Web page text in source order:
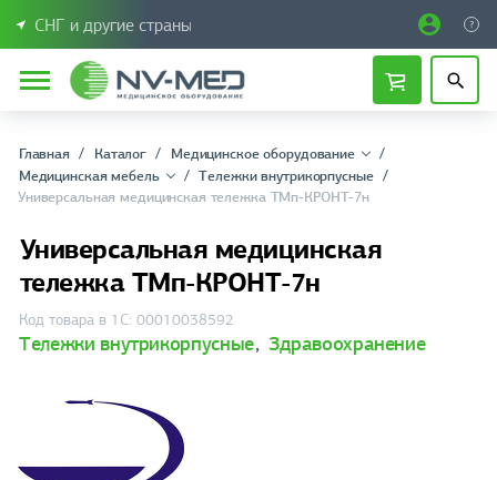
СНГ и другие страны
Главная Каталог
Медицинское оборудование
Медицинская мебель
Тележки внутрикорпусные
Универсальная медицинская тележка ТМп-КРОНТ-7н
Универсальная медицинская
тележка ТМп-КРОНТ-7н
Код товара в 1С: 00010038592
Тележки внутрикорпусные, Здравоохранение